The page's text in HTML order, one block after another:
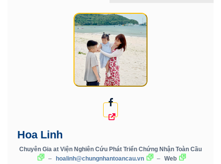
Hoa Linh
Chuyên Gia at Viện Nghiên Cứu Phát Triển Chứng Nhận Toàn Cầu
–
hoalinh@chungnhantoancau.vn – Web